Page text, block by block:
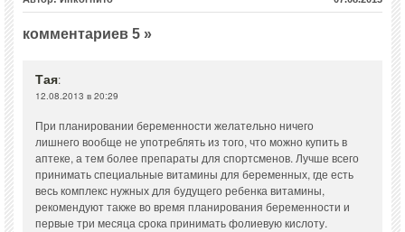
комментариев 5 »
Тая:
12.08.2013 в 20:29
При планировании беременности желательно ничего
лишнего вообще не употреблять из того, что можно купить в
аптеке, а тем более препараты для спортсменов. Лучше всего
принимать специальные витамины для беременных, где есть
весь комплекс нужных для будущего ребенка витамины,
рекомендуют также во время планирования беременности и
первые три месяца срока принимать фолиевую кислоту.